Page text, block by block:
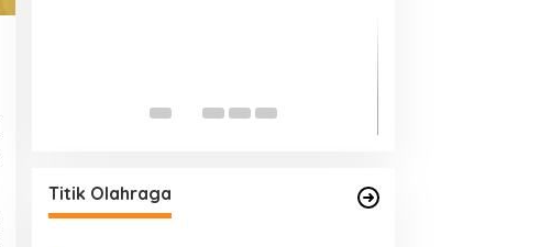
Titik Olahraga